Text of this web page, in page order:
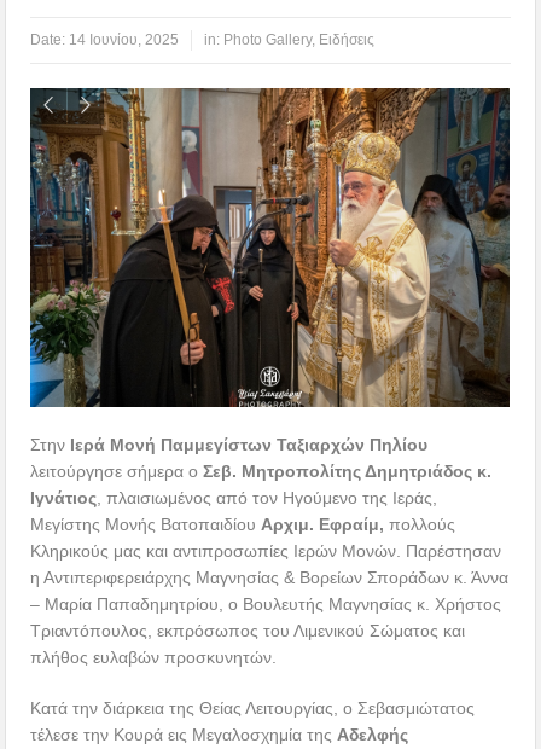
Date: 14 Ιουνίου, 2025 in: Photo Gallery, Ειδήσεις
Στην Ιερά Μονή Παμμεγίστων Ταξιαρχών Πηλίου
λειτούργησε σήμερα οΣεβ. Μητροπολίτης Δημητριάδος κ.
Ιγνάτιος , πλαισιωμένος από τον Ηγούμενο της Ιεράς,
Μεγίστης Μονής Βατοπαιδίου Αρχιμ. Εφραίμ, πολλούς
Κληρικούς μας και αντιπροσωπίες Ιερών Μονών. Παρέστησαν
η Αντιπεριφερειάρχης Μαγνησίας & Βορείων Σποράδων κ. Άννα
– Μαρία Παπαδημητρίου, ο Βουλευτής Μαγνησίας κ. Χρήστος
Τριαντόπουλος, εκπρόσωπος του Λιμενικού Σώματος και
πλήθος ευλαβών προσκυνητών.
Κατά την διάρκεια της Θείας Λειτουργίας, ο Σεβασμιώτατος
τέλεσε την Κουρά εις Μεγαλοσχημία της Αδελφής